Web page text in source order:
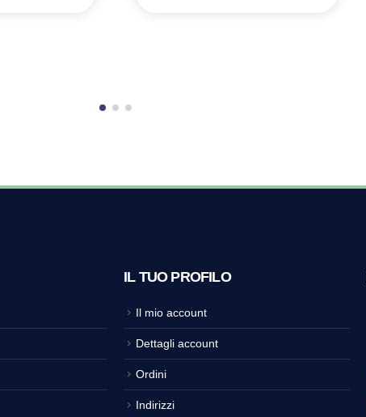
IL TUO PROFILO
Il mio account
Dettagli account
Ordini
Indirizzi